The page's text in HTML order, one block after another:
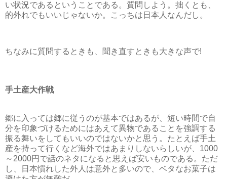
い状況であるということである。質問しよう。拙くとも、
的外れでもいいじゃないか。こっちは日本人なんだし。
ちなみに質問するときも、聞き直すときも大きな声で!
手土産大作戦
郷に入っては郷に従うのが基本ではあるが、短い時間で自
分を印象づけるためにはあえて異物であることを強調する
振る舞いをしてもいいのではないかと思う。たとえば手土
産を持って行くなど海外ではあまりしないらしいが、1000
～2000円で話のネタになると思えば安いものである。ただ
し、日本慣れした外人は意外と多いので、ベタなお菓子は